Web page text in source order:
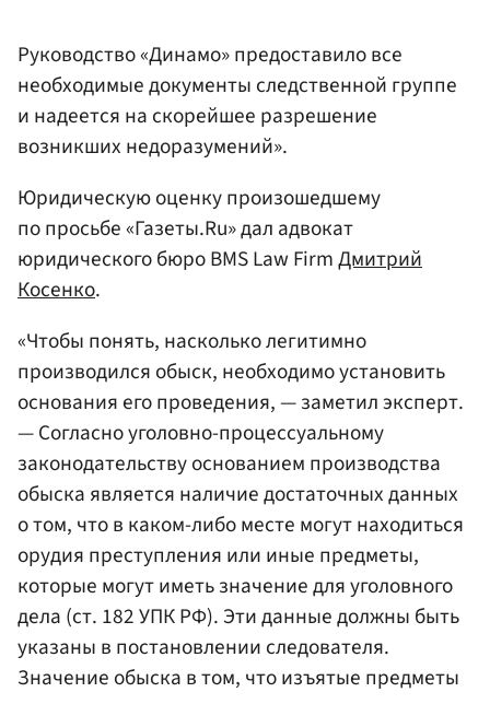
Руководство «Динамо» предоставило все
необходимые документы следственной группе
и надеется на скорейшее разрешение
возникших недоразумений».
Юридическую оценку произошедшему
по просьбе «Газеты.Ru» дал адвокат
юридического бюро BMS Law FirmДмитрий
Косенко.
«Чтобы понять, насколько легитимно
производился обыск, необходимо установить
основания его проведения, — заметил эксперт.
— Согласно уголовно-процессуальному
законодательству основанием производства
обыска является наличие достаточных данных
о том, что в каком-либо месте могут находиться
орудия преступления или иные предметы,
которые могут иметь значение для уголовного
дела (ст. 182 УПК РФ). Эти данные должны быть
указаны в постановлении следователя.
Значение обыска в том, что изъятые предметы